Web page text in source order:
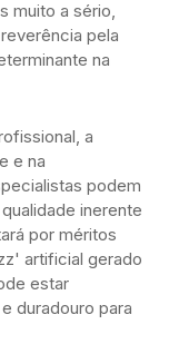
muito a sério,
pela
na
a
e na
podem
inerente
por méritos
artificial gerado
estar
duradouro para